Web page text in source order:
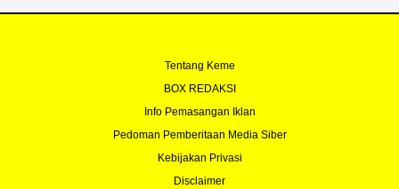
Tentang Keme
BOX REDAKSI
Info Pemasangan Iklan
Pedoman Pemberitaan Media Siber
Kebijakan Privasi
Disclaimer